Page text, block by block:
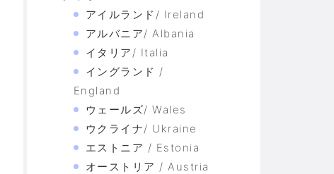
アイルランド/ Ireland
アルバニア/ Albania
イタリア/ Italia
イングランド /
England
ウェールズ/ Wales
ウクライナ/ Ukraine
エストニア / Estonia
オーストリア / Austria